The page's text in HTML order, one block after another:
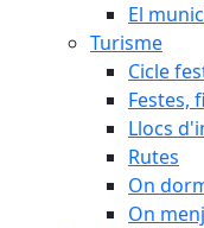
El
Turisme
Cicle
Festes,
Llocs
Rutes
On
On